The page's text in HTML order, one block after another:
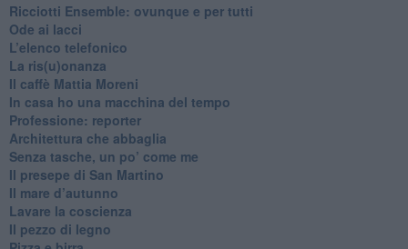
​Ricciotti Ensemble: ovunque e per tutti
Ode ai lacci
​L’elenco telefonico
​La ris(u)onanza
​Il caffè Mattia Moreni
​In casa ho una macchina del tempo
Professione: reporter
Architettura che abbaglia
​Senza tasche, un po’ come me
​Il presepe di San Martino
​Il mare d’autunno
​Lavare la coscienza
​Il pezzo di legno